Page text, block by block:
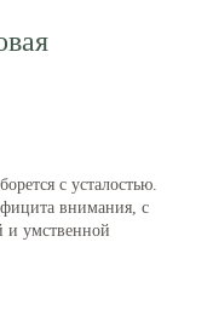
с усталостью.
внимания, с
и умственной